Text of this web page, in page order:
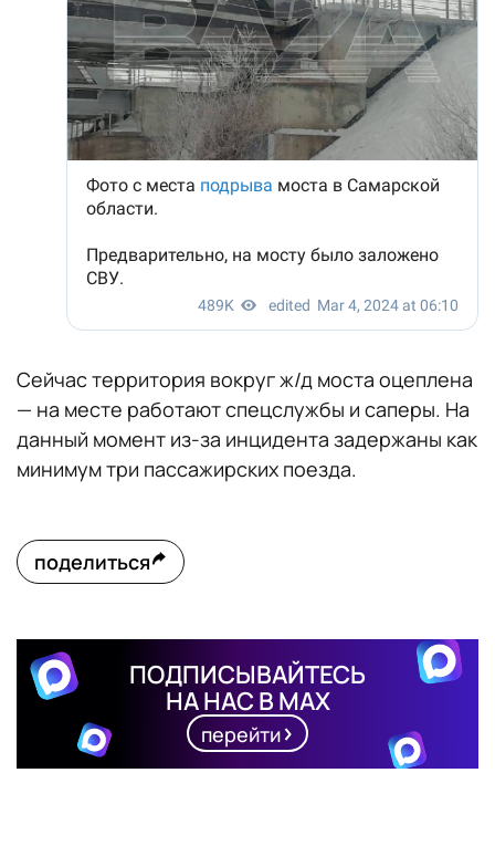
Сейчас территория вокруг ж/д моста оцеплена
— на месте работают спецслужбы и саперы. На
данный момент из-за инцидента задержаны как
минимум три пассажирских поезда.
поделиться
ПОДПИСЫВАЙТЕСЬ
НА НАС В MAX
перейти